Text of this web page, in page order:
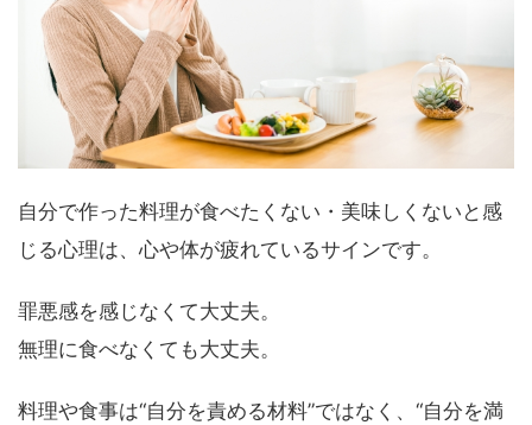
自分で作った料理が食べたくない・美味しくないと感
じる心理は、心や体が疲れているサインです。
罪悪感を感じなくて大丈夫。
無理に食べなくても大丈夫。
料理や食事は“自分を責める材料”ではなく、“自分を満